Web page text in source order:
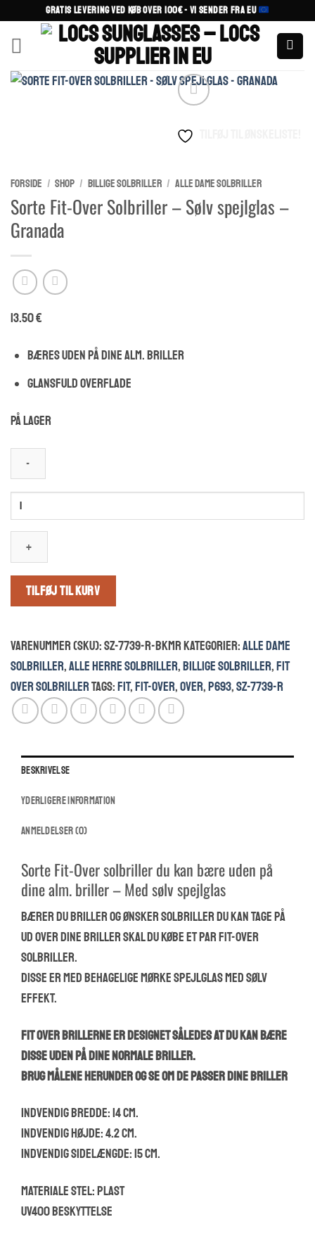
indhold
GRATIS LEVERING VED KØB OVER 100€ - VI SENDER FRA EU
FORSIDE / SHOP / BILLIGE SOLBRILLER / ALLE DAME SOLBRILLER
Sorte Fit-Over Solbriller – Sølv spejlglas –
Granada
13.50€
Bæres uden på dine alm. briller
Glansfuld overflade
På lager
Sorte
Fit-
Over
Solbriller
-
Sølv
spejlglas
Granada
antal
TILFØJ TIL KURV
Varenummer (SKU):SZ-7739-R-BKMRKategorier:ALLE DAME
SOLBRILLER,ALLE HERRE SOLBRILLER,BILLIGE SOLBRILLER,FIT
OVER SOLBRILLERTags:fit,fit-over,over,p693,SZ-7739-R
BESKRIVELSE
YDERLIGERE INFORMATION
ANMELDELSER (0)
Sorte Fit-Over solbriller du kan bære uden på
dine alm. briller – Med sølv spejlglas
Bærer du briller og ønsker solbriller du kan tage på
ud over dine briller skal du købe et par fit-over
solbriller.
Disse er med behagelige mørke spejlglas med sølv
effekt.
Fit over brillerne er designet således at du kan bære
disse uden på dine normale briller.
Brug målene herunder og se om de passer dine briller
Indvendig bredde: 14 cm.
Indvendig højde: 4.2 cm.
Indvendig sidelængde: 15 cm.
Materiale stel: plast
UV400 beskyttelse